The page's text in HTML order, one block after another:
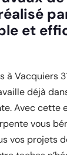
et
à Vacquiers
déjà
Avec cette
vous
vos projets